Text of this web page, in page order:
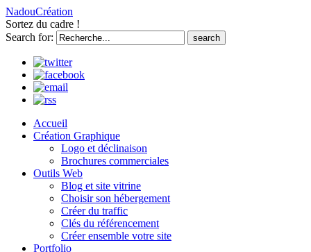
NadouCréation
Sortez du cadre !
Search for:
Accueil
Création Graphique
Logo et déclinaison
Brochures commerciales
Outils Web
Blog et site vitrine
Choisir son hébergement
Créer du traffic
Clés du référencement
Créer ensemble votre site
Portfolio